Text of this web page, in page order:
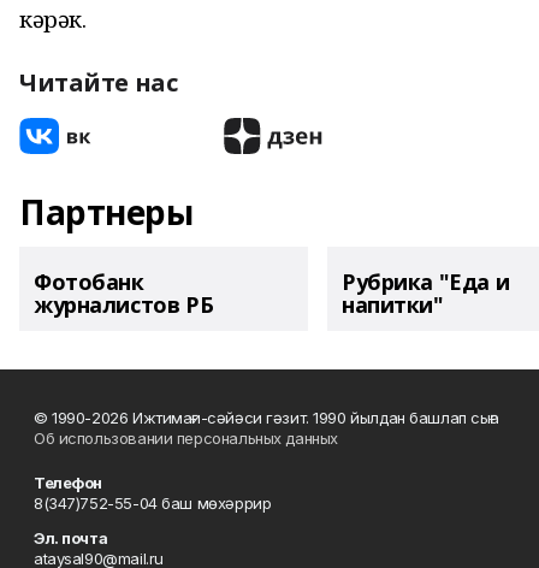
кәрәк.
Читайте нас
Партнеры
Фотобанк
журналистов РБ
Рубрика "Еда и
напитки"
© 1990-2026 Ижтимағи-сәйәси гәзит. 1990 йылдан башлап сыға
Об использовании персональных данных
Телефон
8(347)752-55-04 баш мөхәррир
Эл. почта
ataysal90@mail.ru